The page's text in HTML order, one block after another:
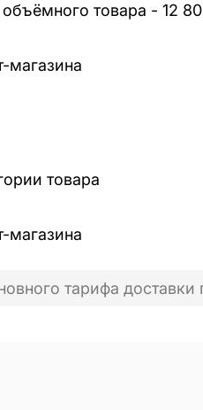
товара - 12
магазина
товара
магазина
тарифа доставки